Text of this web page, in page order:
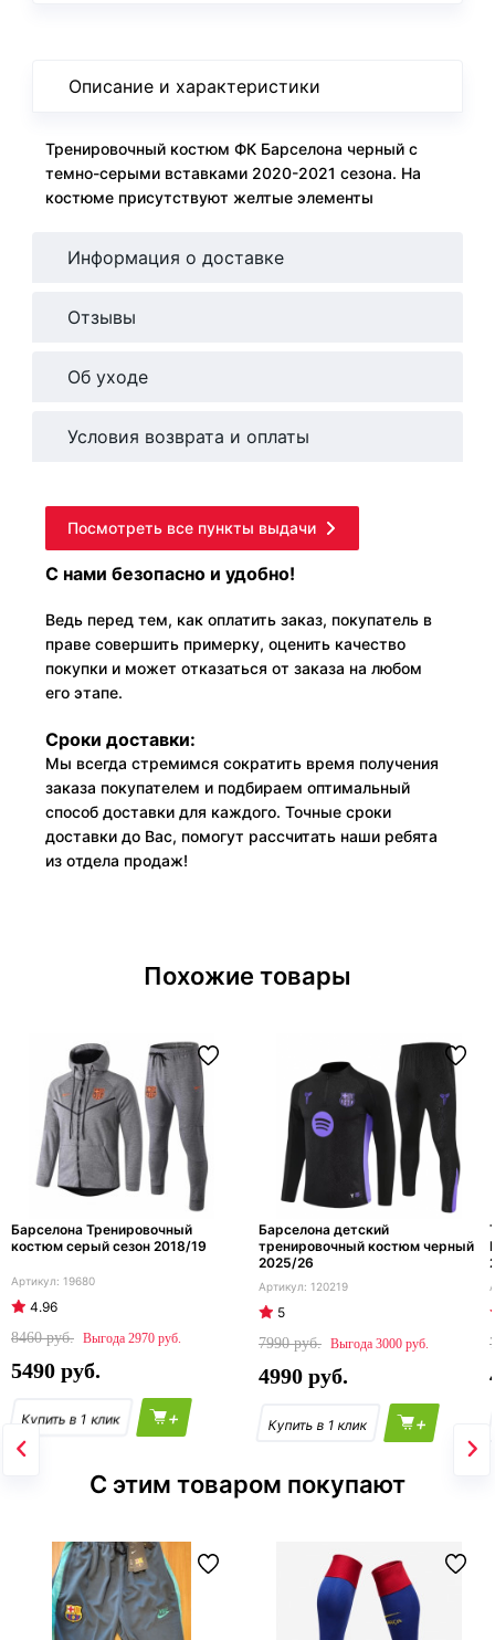
Описание и характеристики
Тренировочный костюм ФК Барселона черный с
темно-серыми вставками 2020-2021 сезона. На
костюме присутствуют желтые элементы
Информация о доставке
Отзывы
Об уходе
Условия возврата и оплаты
Посмотреть все пункты выдачи
С нами безопасно и удобно!
Ведь перед тем, как оплатить заказ, покупатель в
праве совершить примерку, оценить качество
покупки и может отказаться от заказа на любом
его этапе.
Сроки доставки:
Мы всегда стремимся сократить время получения
заказа покупателем и подбираем оптимальный
способ доставки для каждого. Точные сроки
доставки до Вас, помогут рассчитать наши ребята
из отдела продаж!
Похожие товары
Барселона Тренировочный
костюм серый сезон 2018/19
19680
4.96
8460
2970
5490
+
Барселона детский
тренировочный костюм черный
2025/26
120219
5
7990
3000
4990
+
С этим товаром покупают